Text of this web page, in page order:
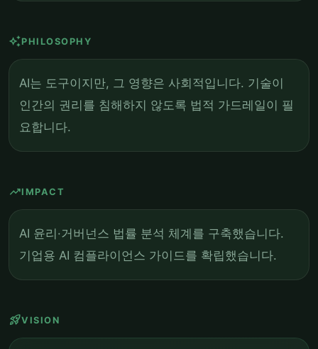
auto_awesomePHILOSOPHY
AI는 도구이지만, 그 영향은 사회적입니다. 기술이
인간의 권리를 침해하지 않도록 법적 가드레일이 필
요합니다.
trending_upIMPACT
AI 윤리·거버넌스 법률 분석 체계를 구축했습니다.
기업용 AI 컴플라이언스 가이드를 확립했습니다.
rocket_launchVISION